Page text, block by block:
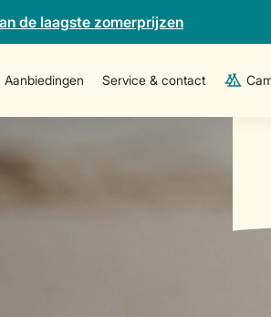
de laagste zomerprijzen
Aanbiedingen Service & contact